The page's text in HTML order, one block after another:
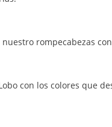
rompecabezas
con los colores que